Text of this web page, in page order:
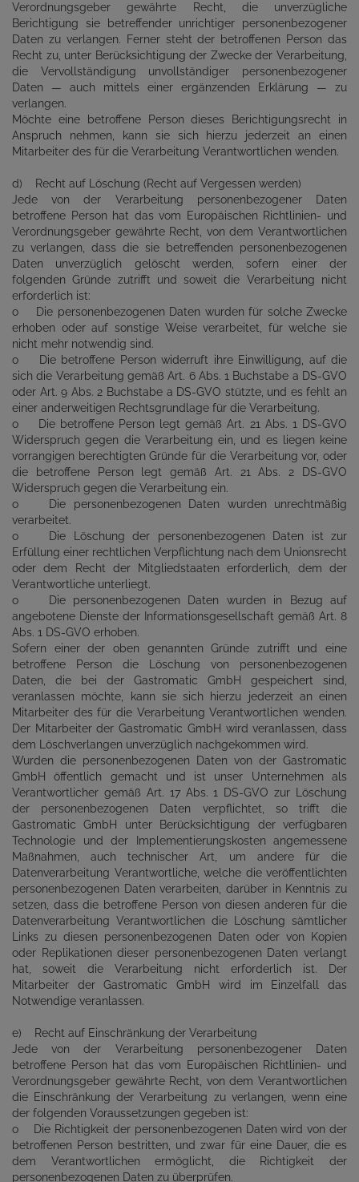
Verordnungsgeber gewährte Recht, die unverzügliche
Berichtigung sie betreffender unrichtiger personenbezogener
Daten zu verlangen. Ferner steht der betroffenen Person das
Recht zu, unter Berücksichtigung der Zwecke der Verarbeitung,
die Vervollständigung unvollständiger personenbezogener
Daten — auch mittels einer ergänzenden Erklärung — zu
verlangen.
Möchte eine betroffene Person dieses Berichtigungsrecht in
Anspruch nehmen, kann sie sich hierzu jederzeit an einen
Mitarbeiter des für die Verarbeitung Verantwortlichen wenden.
d) Recht auf Löschung (Recht auf Vergessen werden)
Jede von der Verarbeitung personenbezogener Daten
betroffene Person hat das vom Europäischen Richtlinien- und
Verordnungsgeber gewährte Recht, von dem Verantwortlichen
zu verlangen, dass die sie betreffenden personenbezogenen
Daten unverzüglich gelöscht werden, sofern einer der
folgenden Gründe zutrifft und soweit die Verarbeitung nicht
erforderlich ist:
o Die personenbezogenen Daten wurden für solche Zwecke
erhoben oder auf sonstige Weise verarbeitet, für welche sie
nicht mehr notwendig sind.
o Die betroffene Person widerruft ihre Einwilligung, auf die
sich die Verarbeitung gemäß Art. 6 Abs. 1 Buchstabe a DS-GVO
oder Art. 9 Abs. 2 Buchstabe a DS-GVO stützte, und es fehlt an
einer anderweitigen Rechtsgrundlage für die Verarbeitung.
o Die betroffene Person legt gemäß Art. 21 Abs. 1 DS-GVO
Widerspruch gegen die Verarbeitung ein, und es liegen keine
vorrangigen berechtigten Gründe für die Verarbeitung vor, oder
die betroffene Person legt gemäß Art. 21 Abs. 2 DS-GVO
Widerspruch gegen die Verarbeitung ein.
o Die personenbezogenen Daten wurden unrechtmäßig
verarbeitet.
o Die Löschung der personenbezogenen Daten ist zur
Erfüllung einer rechtlichen Verpflichtung nach dem Unionsrecht
oder dem Recht der Mitgliedstaaten erforderlich, dem der
Verantwortliche unterliegt.
o Die personenbezogenen Daten wurden in Bezug auf
angebotene Dienste der Informationsgesellschaft gemäß Art. 8
Abs. 1 DS-GVO erhoben.
Sofern einer der oben genannten Gründe zutrifft und eine
betroffene Person die Löschung von personenbezogenen
Daten, die bei der Gastromatic GmbH gespeichert sind,
veranlassen möchte, kann sie sich hierzu jederzeit an einen
Mitarbeiter des für die Verarbeitung Verantwortlichen wenden.
Der Mitarbeiter der Gastromatic GmbH wird veranlassen, dass
dem Löschverlangen unverzüglich nachgekommen wird.
Wurden die personenbezogenen Daten von der Gastromatic
GmbH öffentlich gemacht und ist unser Unternehmen als
Verantwortlicher gemäß Art. 17 Abs. 1 DS-GVO zur Löschung
der personenbezogenen Daten verpflichtet, so trifft die
Gastromatic GmbH unter Berücksichtigung der verfügbaren
Technologie und der Implementierungskosten angemessene
Maßnahmen, auch technischer Art, um andere für die
Datenverarbeitung Verantwortliche, welche die veröffentlichten
personenbezogenen Daten verarbeiten, darüber in Kenntnis zu
setzen, dass die betroffene Person von diesen anderen für die
Datenverarbeitung Verantwortlichen die Löschung sämtlicher
Links zu diesen personenbezogenen Daten oder von Kopien
oder Replikationen dieser personenbezogenen Daten verlangt
hat, soweit die Verarbeitung nicht erforderlich ist. Der
Mitarbeiter der Gastromatic GmbH wird im Einzelfall das
Notwendige veranlassen.
e) Recht auf Einschränkung der Verarbeitung
Jede von der Verarbeitung personenbezogener Daten
betroffene Person hat das vom Europäischen Richtlinien- und
Verordnungsgeber gewährte Recht, von dem Verantwortlichen
die Einschränkung der Verarbeitung zu verlangen, wenn eine
der folgenden Voraussetzungen gegeben ist:
o Die Richtigkeit der personenbezogenen Daten wird von der
betroffenen Person bestritten, und zwar für eine Dauer, die es
dem Verantwortlichen ermöglicht, die Richtigkeit der
personenbezogenen Daten zu überprüfen.